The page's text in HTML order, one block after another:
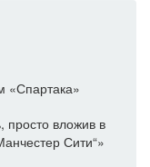
«Спартака»
вложив в
Сити“»